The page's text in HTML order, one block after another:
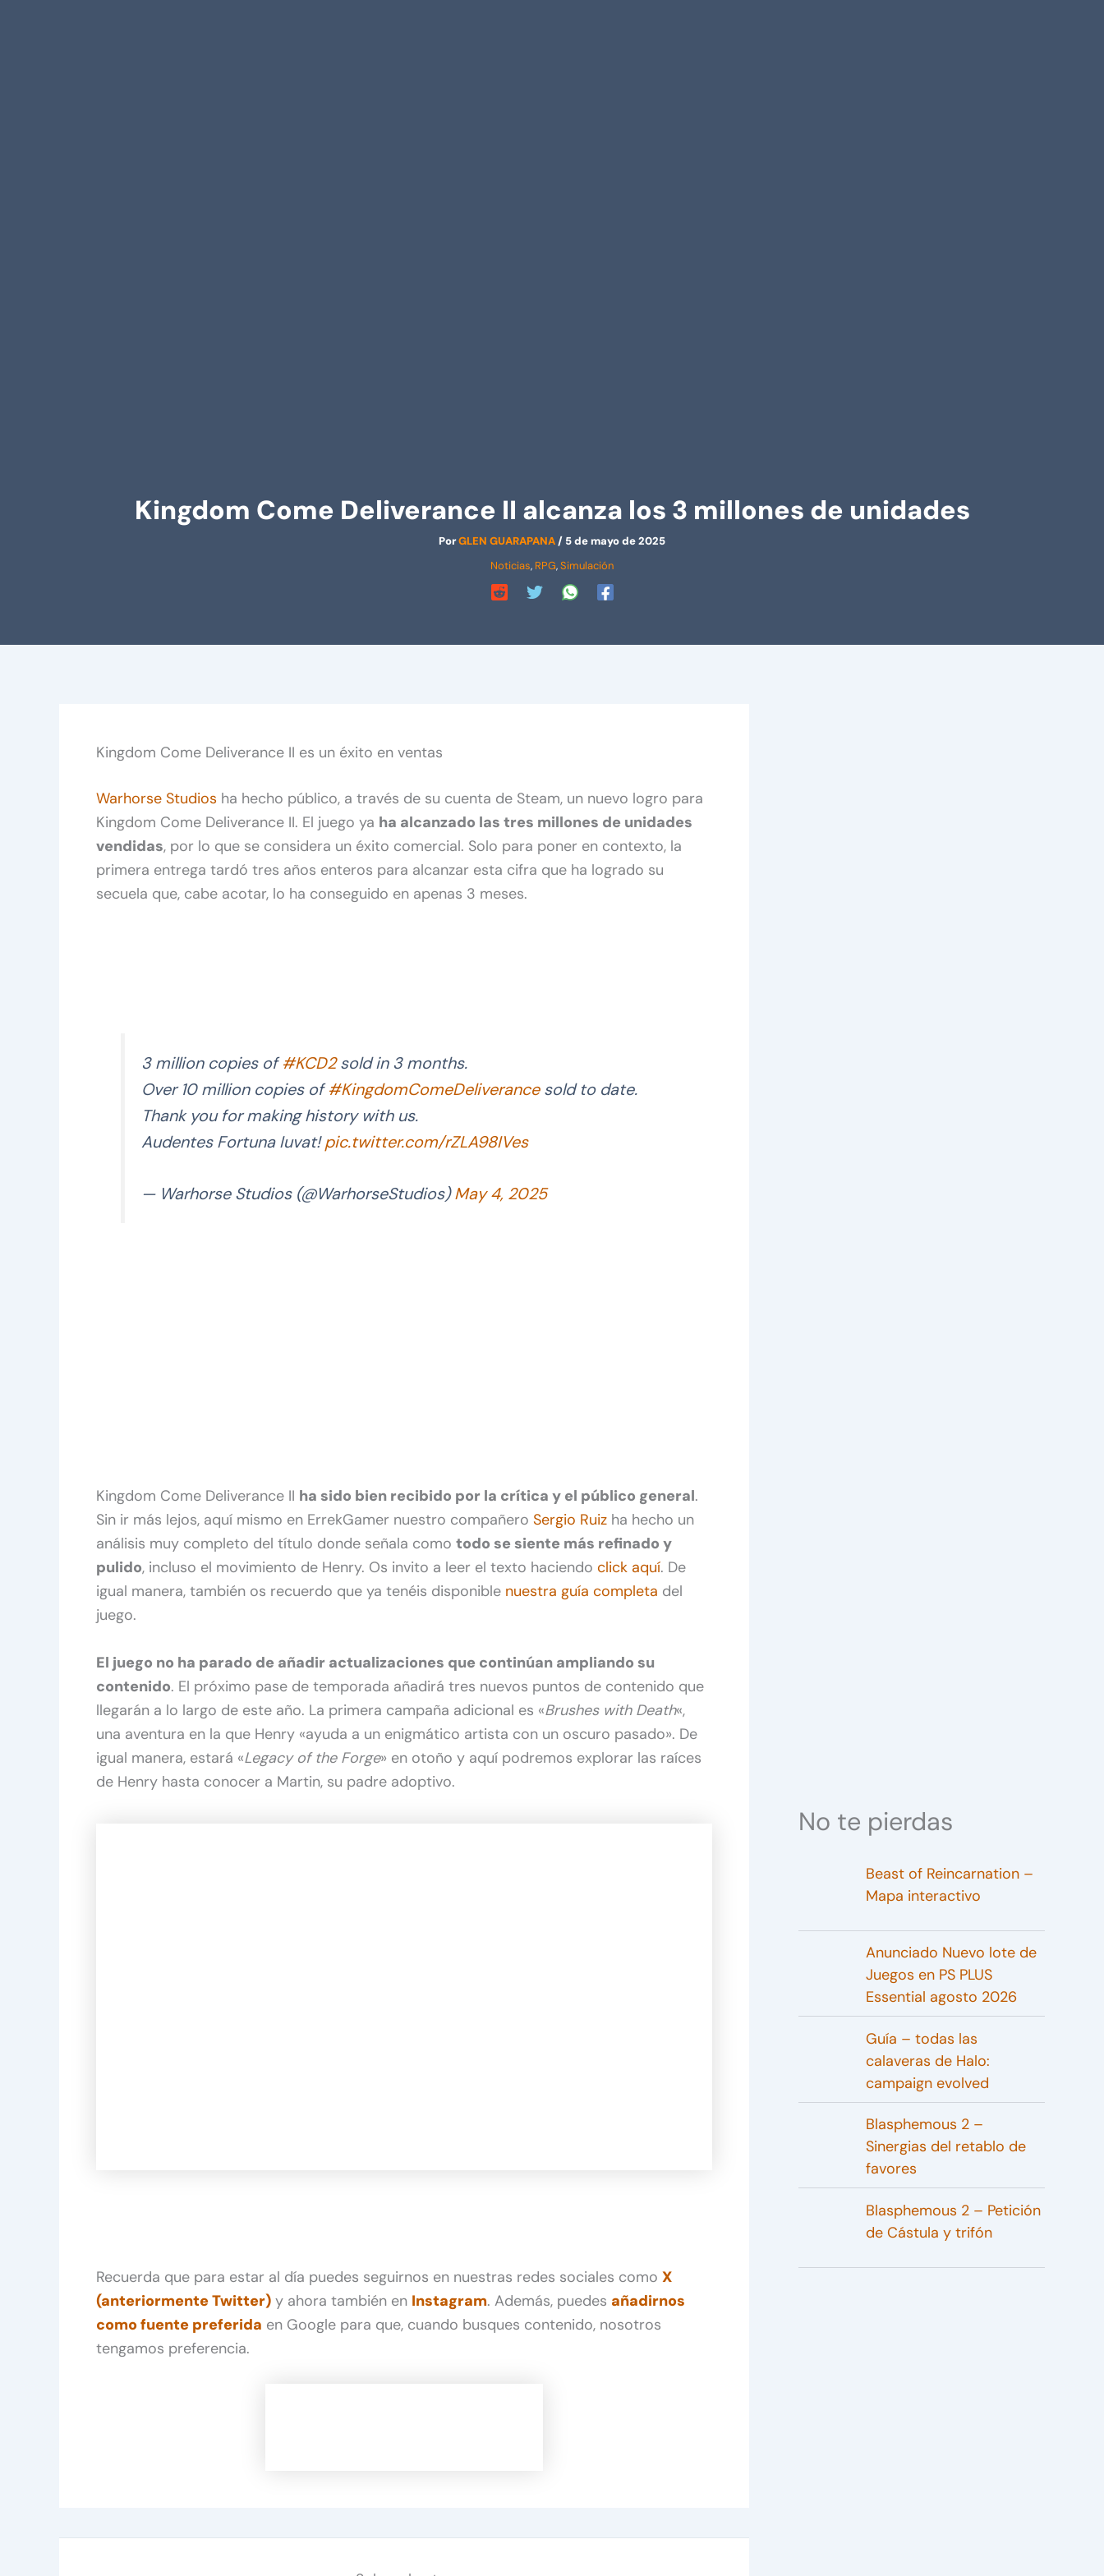
Kingdom Come Deliverance II alcanza los 3 millones de unidades
PorGLEN GUARAPANA/ 5 de mayo de 2025
Noticias, RPG,Simulación
Kingdom Come Deliverance II es un éxito en ventas
Warhorse Studios ha hecho público, a través de su cuenta de Steam, un nuevo logro para
Kingdom Come Deliverance II. El juego ya ha alcanzado las tres millones de unidades
vendidas, por lo que se considera un éxito comercial. Solo para poner en contexto, la
primera entrega tardó tres años enteros para alcanzar esta cifra que ha logrado su
secuela que, cabe acotar, lo ha conseguido en apenas 3 meses.
3 million copies of#KCD2sold in 3 months.
Over 10 million copies of#KingdomComeDeliverancesold to date.
Thank you for making history with us.
Audentes Fortuna Iuvat!pic.twitter.com/rZLA98IVes
— Warhorse Studios (@WarhorseStudios)May 4, 2025
Kingdom Come Deliverance II ha sido bien recibido por la crítica y el público general.
Sin ir más lejos, aquí mismo en ErrekGamer nuestro compañero Sergio Ruiz ha hecho un
análisis muy completo del título donde señala como todo se siente más refinado y
pulido, incluso el movimiento de Henry. Os invito a leer el texto haciendo click aquí. De
igual manera, también os recuerdo que ya tenéis disponible nuestra guía completa del
juego.
El juego no ha parado de añadir actualizaciones que continúan ampliando su
contenido. El próximo pase de temporada añadirá tres nuevos puntos de contenido que
llegarán a lo largo de este año. La primera campaña adicional es «Brushes with Death«,
una aventura en la que Henry «ayuda a un enigmático artista con un oscuro pasado». De
igual manera, estará «Legacy of the Forge» en otoño y aquí podremos explorar las raíces
de Henry hasta conocer a Martin, su padre adoptivo.
Recuerda que para estar al día puedes seguirnos en nuestras redes sociales como X
(anteriormente Twitter) y ahora también en Instagram. Además, puedes añadirnos
como fuente preferida en Google para que, cuando busques contenido, nosotros
tengamos preferencia.
No te pierdas
Beast of Reincarnation –
Mapa interactivo
Anunciado Nuevo lote de
Juegos en PS PLUS
Essential agosto 2026
Guía – todas las
calaveras de Halo:
campaign evolved
Blasphemous 2 –
Sinergias del retablo de
favores
Blasphemous 2 – Petición
de Cástula y trifón